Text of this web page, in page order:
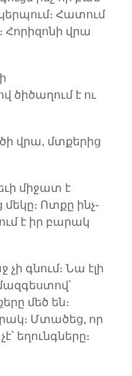
Հատում
վրա
ծիծաղում է ու
վրա, մտքերից
միջատ է
մեկը։ Ոտքը ինչ-
է իր բարակ
գնում։ Նա էլի
մեծ են։
Մտածեց, որ
եղունգները։